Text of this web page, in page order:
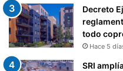
Decreto
todo
Hace 5
SRI